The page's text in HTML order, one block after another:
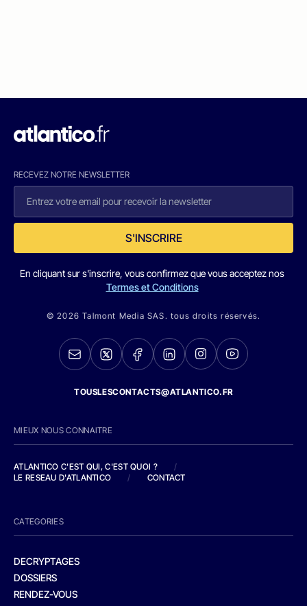
RECEVEZ NOTRE NEWSLETTER
S'INSCRIRE
En cliquant sur s'inscrire, vous confirmez que vous acceptez nos
Termes et Conditions
© 2026 Talmont Media SAS. tous droits réservés.
TOUSLESCONTACTS@ATLANTICO.FR
MIEUX NOUS CONNAITRE
ATLANTICO C'EST QUI, C'EST QUOI ?
/
LE RESEAU D'ATLANTICO
/ CONTACT
CATEGORIES
DECRYPTAGES
DOSSIERS
RENDEZ-VOUS